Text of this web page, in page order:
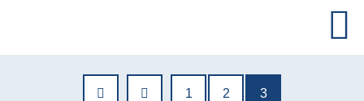
SEITENNUMMERIERUNG
Seite
1 Seite
2 Aktuelle Seite
3